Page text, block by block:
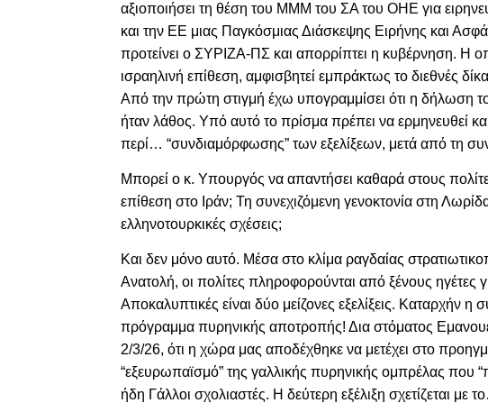
αξιοποιήσει τη θέση του ΜΜΜ του ΣΑ του ΟΗΕ για
και την ΕΕ μιας Παγκόσμιας Διάσκεψης Ειρήνης και
προτείνει ο ΣΥΡΙΖΑ-ΠΣ και απορρίπτει η κυβέρνηση. Η
ισραηλινή επίθεση, αμφισβητεί εμπράκτως το διεθνές
Από την πρώτη στιγμή έχω υπογραμμίσει ότι η
ήταν λάθος. Υπό αυτό το πρίσμα πρέπει να ερμηνευθεί
περί… “συνδιαμόρφωσης” των εξελίξεων, μετά από τη
Μπορεί ο κ. Υπουργός να απαντήσει καθαρά στους
επίθεση στο Ιράν; Τη συνεχιζόμενη γενοκτονία στη
ελληνοτουρκικές σχέσεις;
Και δεν μόνο αυτό. Μέσα στο κλίμα ραγδαίας
Ανατολή, οι πολίτες πληροφορούνται από ξένους ηγέτες
Αποκαλυπτικές είναι δύο μείζονες εξελίξεις. Καταρχήν
πρόγραμμα πυρηνικής αποτροπής! Δια στόματος
2/3/26, ότι η χώρα μας αποδέχθηκε να μετέχει στο
“εξευρωπαϊσμό” της γαλλικής πυρηνικής ομπρέλας που
ήδη Γάλλοι σχολιαστές. Η δεύτερη εξέλιξη σχετίζεται